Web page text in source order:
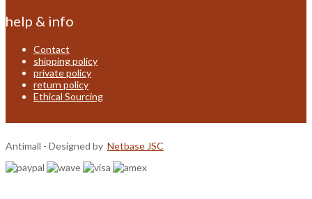
help & info
Contact
shipping policy
private policy
return policy
Ethical Sourcing
Antimall - Designed by Netbase JSC